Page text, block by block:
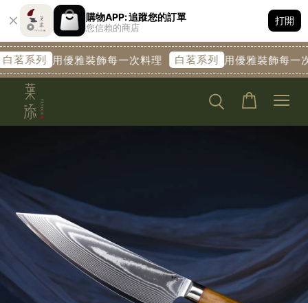
購物APP: 追蹤您的訂單
您信賴的商店
打開
系列 用優雅裝飾每一次料理 白茗系列 用優雅裝飾每一次料